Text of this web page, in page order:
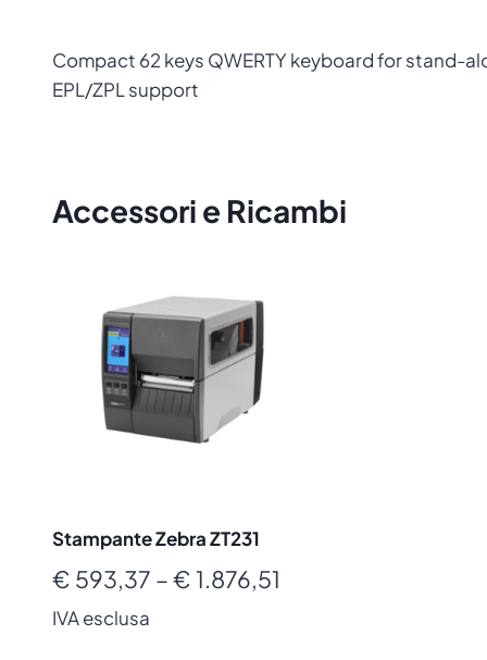
Compact 62 keys QWERTY keyboard for stand-
EPL/ZPL support
Accessori e Ricambi
Stampante Zebra ZT231
€ 593,37 –€ 1.876,51
IVA esclusa